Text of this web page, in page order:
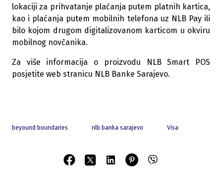
lokaciji za prihvatanje plaćanja putem platnih kartica,
kao i plaćanja putem mobilnih telefona uz NLB Pay ili
bilo kojom drugom digitalizovanom karticom u okviru
mobilnog novčanika.
Za više informacija o proizvodu NLB Smart POS
posjetite web stranicu NLB Banke Sarajevo.
beyound boundaries nlb banka sarajevo Visa